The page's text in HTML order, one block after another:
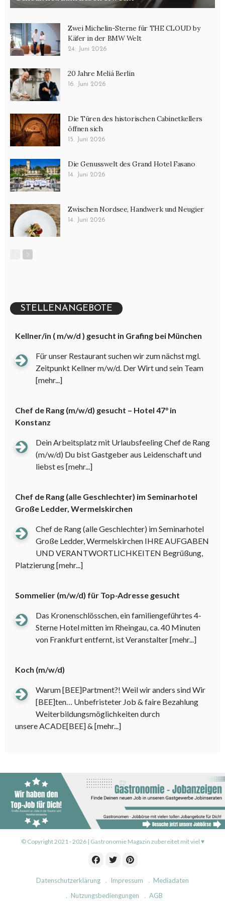
Kräuterkunde
Küchen- und Lebensmittelhygiene
Wissen
Zwei Michelin-Sterne für THE CLOUD by
Käfer in der BMW Welt
24. Juni 2026
20 Jahre Meliá Berlin
16. Juni 2026
Die Türen des historischen Cabinetkellers
öffnen sich
15. Juni 2026
Die Genusswelt des Grand Hotel Fasano
14. Juni 2026
Zwischen Nordsee, Handwerk und Neugier
14. Juni 2026
STELLENANGEBOTE
Kellner/in ( m/w/d ) gesucht in Grafing bei München
Für unser Restaurant suchen wir zum nächst mgl.
Zeitpunkt Kellner m/w/d. Der Wirt und sein Team
[mehr...]
Chef de Rang (m/w/d) gesucht – Hotel 47° in
Konstanz
Dein Arbeitsplatz mit Urlaubsfeeling Chef de Rang
(m/w/d) Du bist Gastgeber aus Leidenschaft und
liebst es [mehr...]
Chef de Rang (alle Geschlechter) im Seminarhotel
Große Ledder, Wermelskirchen
Chef de Rang (alle Geschlechter) im Seminarhotel
Große Ledder, Wermelskirchen IHRE AUFGABEN
UND VERANTWORTLICHKEITEN Begrüßung,
Platzierung[mehr...]
Sommelier (m/w/d) für Top-Adresse gesucht
Das Kronenschlösschen, ein familiengeführtes 4-
Sterne Hotel mitten im Rheingau, ca. 40 Minuten
von Frankfurt entfernt, ist Veranstalter[mehr...]
Koch (m/w/d)
Warum [BEE]Partment?! Weil wir anders sind Wir
[BEE]ten… Unbefristeter Job & faire Bezahlung
Weiterbildungsmöglichkeiten durch
unsere ACADE[BEE] & [mehr...]
© Copyright 2021 - 2026 | Gastronomie Magazin zubereitet mit viel ♥
Datenschutzerklärung Impressum
Mediadaten
Nutzungsbediengungen
AGB